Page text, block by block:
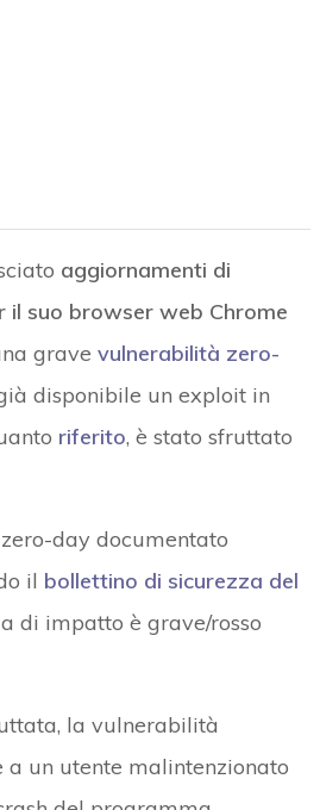
aggiornamenti di
il suo browser web Chrome
grave vulnerabilità zero-
disponibile un exploit in
riferito, è stato sfruttato
day documentato
il bollettino di sicurezza del
di impatto è grave/rosso
la vulnerabilità
a un utente malintenzionato